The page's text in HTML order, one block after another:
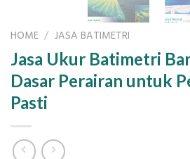
HOME / JASA BATIMETRI
Jasa Ukur Batimetri
Dasar Perairan untuk
Pasti